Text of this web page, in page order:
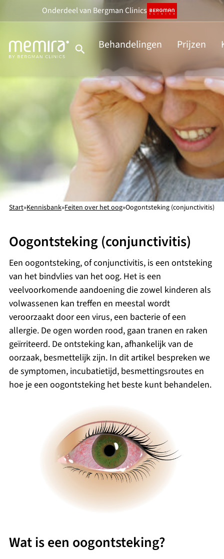
naar
inhoud
Onderdeelvan Bergman Clinics
Behandelingen Prijzen
Start»Kennisbank»Feiten over het oog»Oogontsteking (conjunctivitis)
Oogontsteking (conjunctivitis)
Een oogontsteking, of conjunctivitis, is een ontsteking
van het bindvlies van het oog. Het is een
veelvoorkomende aandoening die zowel kinderen als
volwassenen kan treffen en meestal wordt
veroorzaakt door een virus, een bacterie of een
allergie. De ogen worden rood, gaan tranen en raken
geïrriteerd. De ontsteking kan, afhankelijk van de
oorzaak, besmettelijk zijn. In dit artikel bespreken we
de symptomen, incubatietijd, besmettingsroutes en
hoe je een oogontsteking het beste kunt behandelen.
Wat is een oogontsteking?